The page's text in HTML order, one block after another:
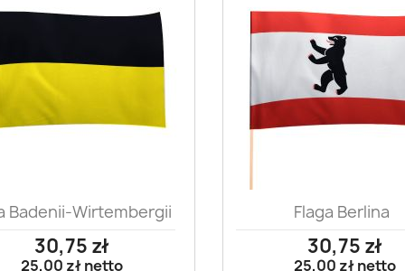
Szybki podgląd
Badenii-Wirtembergii
30,75 zł
25,00 złnetto
Szybki
Flaga Berlina
30,75 zł
25,00 złnetto